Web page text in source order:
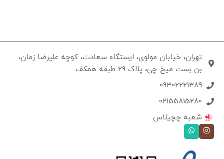
تهران، خیابان مولوی، ایستگاه سعادت، کوچه علیرضا زمان،
بن بست میخ چی، پلاک 29 طبقه همکف
09302221389
02155815280
شعبه چچیلاس